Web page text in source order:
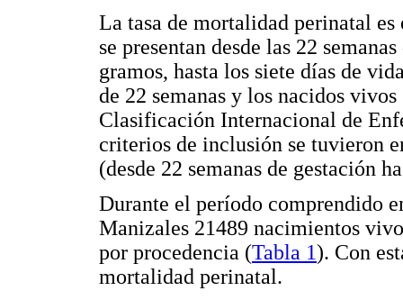
La tasa de mortalidad perinatal es
se presentan desde las 22
gramos, hasta los siete días de
de 22 semanas y los nacidos
Clasificación Internacional de
criterios de inclusión se tuvieron
(desde 22 semanas de gestación
Durante el período comprendido
Manizales 21489 nacimientos
por procedencia (Tabla 1). Con
mortalidad perinatal.